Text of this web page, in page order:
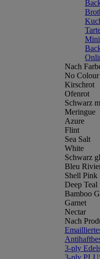
Nach
No Colour
Kirschrot
Ofenrot
Schwarz
Meringue
Azure
Flint
Sea Salt
White
Schwarz
Bleu
Shell Pink
Deep Teal
Bamboo
Garnet
Nectar
Nach
3-ply
3-ply